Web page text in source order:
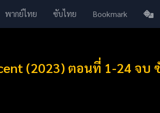
พากย์ไทย ซับไทย Bookmark
(2023) ตอนที่ 1-24 จบ